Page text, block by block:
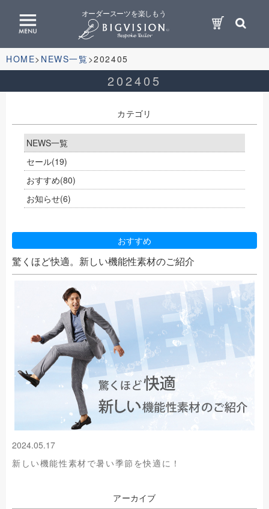
オーダースーツを楽しもう
HOME NEWS一覧 202405
202405
カテゴリ
NEWS一覧
セール(19)
おすすめ(80)
お知らせ(6)
おすすめ
驚くほど快適。新しい機能性素材のご紹介
2024.05.17
新しい機能性素材で暑い季節を快適に！
アーカイブ